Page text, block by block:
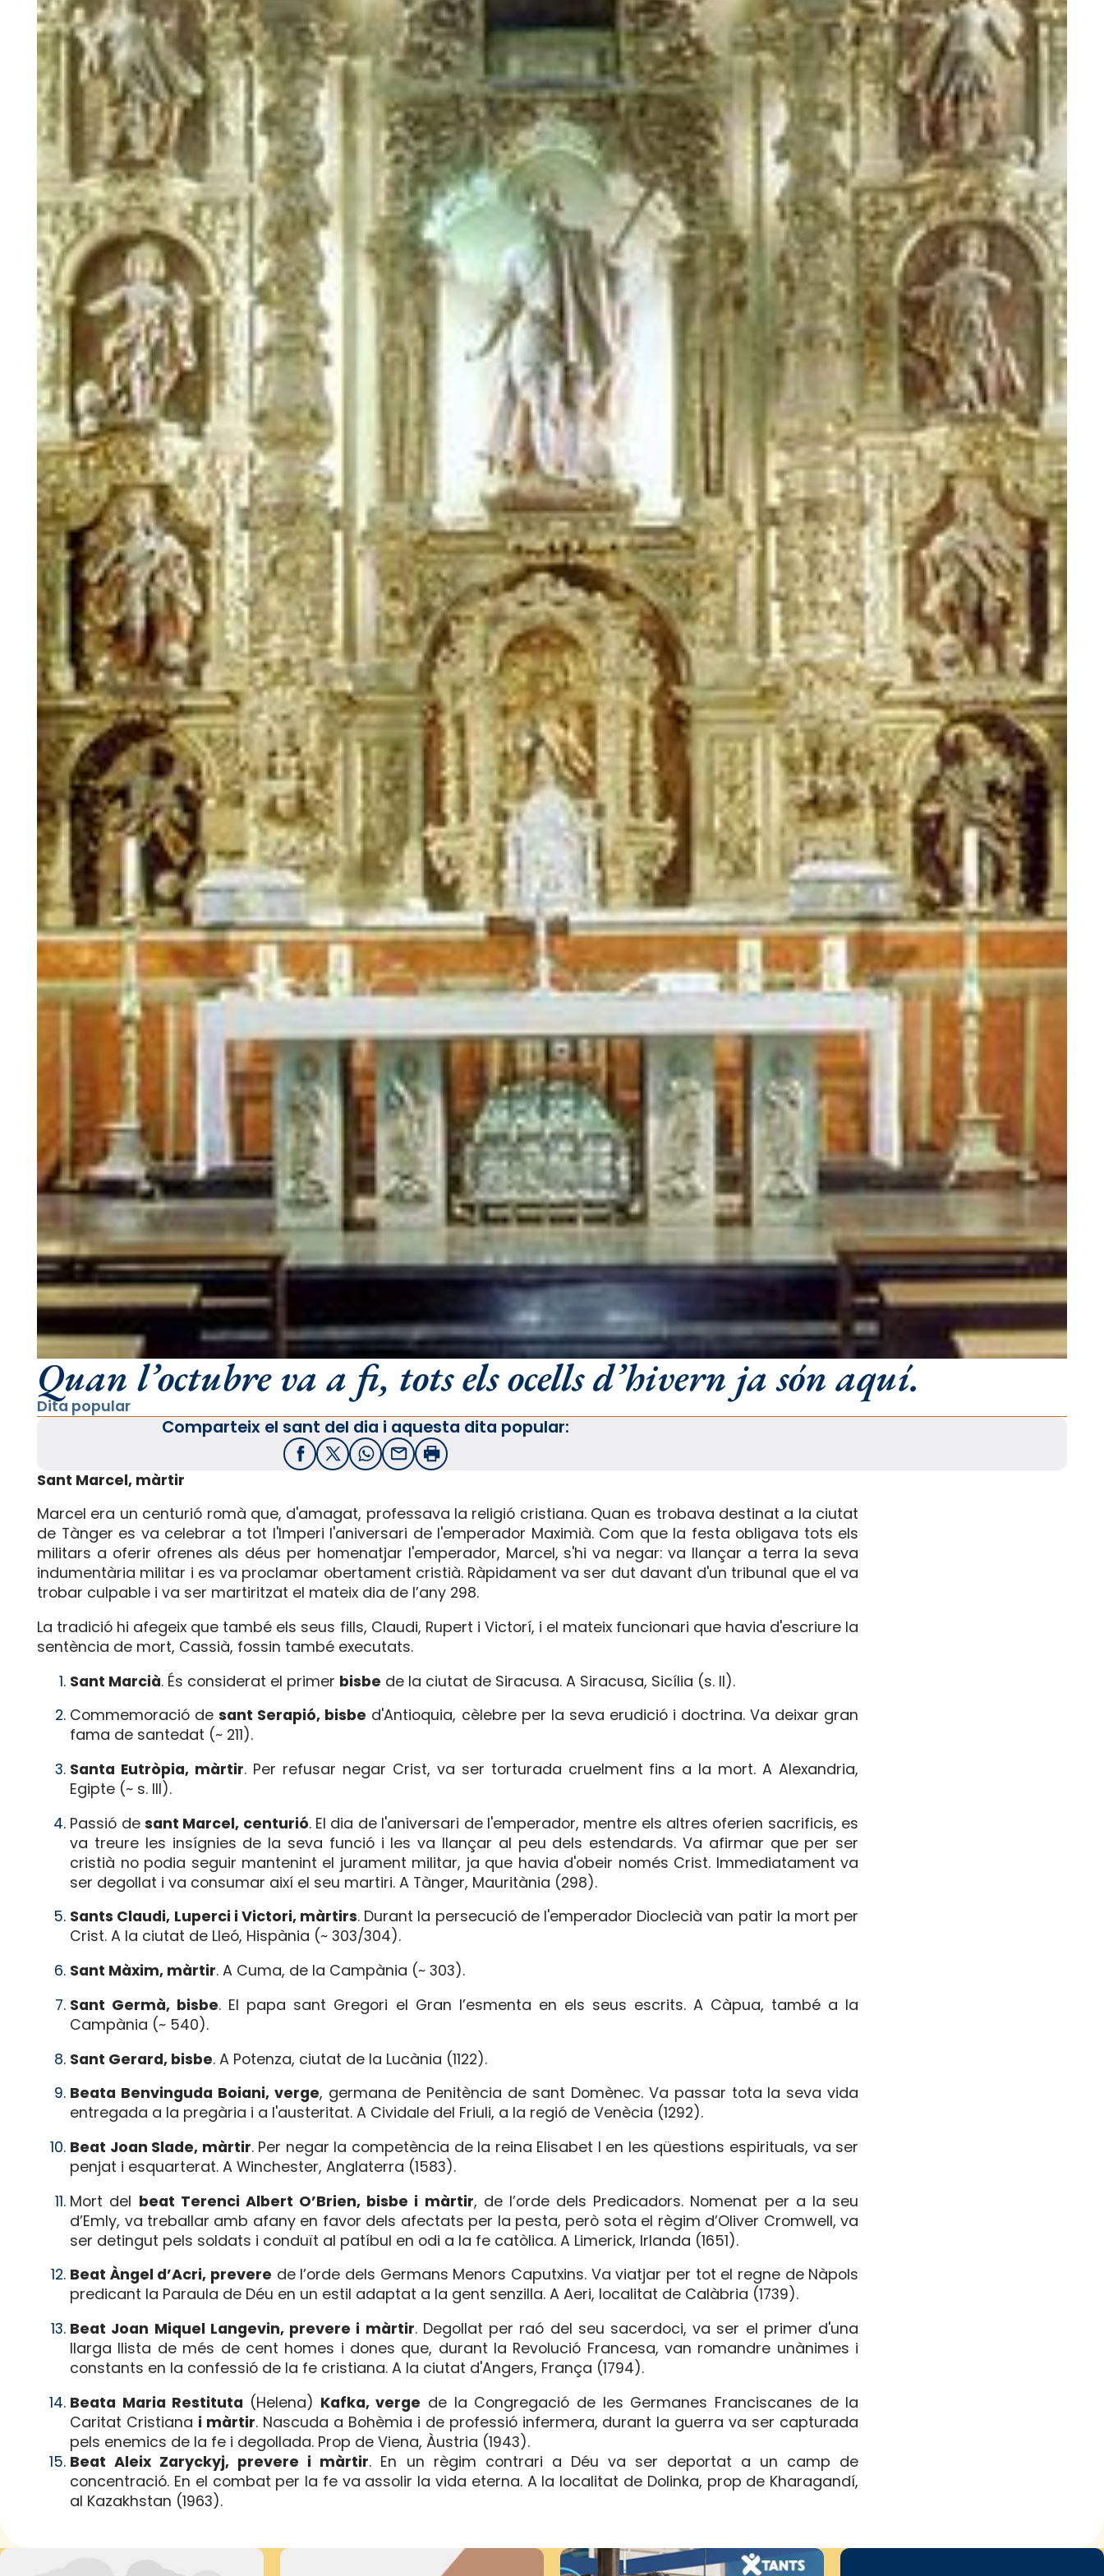
Quan l’octubre va a fi, tots els ocells d’hivern ja són aquí.
Dita popular
Comparteix el sant del dia i aquesta dita popular:
FacebookX / Twitter
WhatsApp
EmailImprimir
Sant Marcel, màrtir
Marcel era un centurió romà que, d'amagat, professava la religió cristiana. Quan es trobava destinat a la ciutat
de Tànger es va celebrar a tot l'Imperi l'aniversari de l'empera­dor Maximià. Com que la festa obligava tots els
militars a oferir ofrenes als déus per homenatjar l'emperador, Marcel, s'hi va negar: va llançar a terra la seva
indumentària militar i es va proclamar obertament cristià. Ràpidament va ser dut davant d'un tribunal que el va
trobar culpable i va ser martiritzat el mateix dia de l’any 298.
La tradició hi afegeix que també els seus fills, Claudi, Rupert i Victorí, i el mateix funcionari que havia d'escriure la
sentència de mort, Cassià, fossin també executats.
Sant Marcià. És considerat el primer bisbe de la ciutat de Siracusa. A Siracusa, Sicília (s. II).
Commemoració desant Serapió, bisbe d'Antioquia, cèlebre per la seva erudició i doctrina. Va deixar gran
fama de santedat (~ 211).
Santa Eutròpia, màrtir. Per refusar negar Crist, va ser torturada cruelment fins a la mort. A Alexandria,
Egipte (~ s. III).
Passió de sant Marcel, centurió. El dia de l'aniversari de l'emperador, mentre els altres oferien sacrificis, es
va treure les insígnies de la seva funció i les va llançar al peu dels estendards. Va afirmar que per ser
cristià no podia seguir mantenint el jurament militar, ja que havia d'obeir només Crist. Immediatament va
ser degollat i va consumar així el seu martiri. A Tànger, Mauritània (298).
Sants Claudi, Luperci i Victori, màrtirs. Durant la persecució de l'emperador Dioclecià van patir la mort per
Crist. A la ciutat de Lleó, Hispània (~ 303/304).
Sant Màxim, màrtir. A Cuma, de la Campània (~ 303).
Sant Germà, bisbe. El papa sant Gregori el Gran l’esmenta en els seus escrits. A Càpua, també a la
Campània (~ 540).
Sant Gerard, bisbe. A Potenza, ciutat de la Lucània (1122).
Beata Benvinguda Boiani, verge, germana de Penitència de sant Domènec. Va passar tota la seva vida
entregada a la pregària i a l'austeritat. A Cividale del Friuli, a la regió de Venècia (1292).
Beat Joan Slade, màrtir. Per negar la competència de la reina Elisabet I en les qüestions espirituals, va ser
penjat i esquarterat. A Winchester, Anglaterra (1583).
Mort del beat Terenci Albert O’Brien, bisbe i màrtir, de l’orde dels Predicadors. Nomenat per a la seu
d’Emly, va treballar amb afany en favor dels afectats per la pesta, però sota el règim d’Oliver Cromwell, va
ser detingut pels soldats i conduït al patíbul en odi a la fe catòlica. A Limerick, Irlanda (1651).
Beat Àngel d’Acri, prevere de l’orde dels Germans Menors Caputxins. Va viatjar per tot el regne de Nàpols
predicant la Paraula de Déu en un estil adaptat a la gent senzilla. A Aeri, localitat de Calàbria (1739).
Beat Joan Miquel Langevin, prevere i màrtir. Degollat per raó del seu sacerdoci, va ser el primer d'una
llarga llista de més de cent homes i dones que, durant la Revolució Francesa, van romandre unànimes i
constants en la confessió de la fe cristiana. A la ciutat d'Angers, França (1794).
Beata Maria Restituta (Helena) Kafka, verge de la Congregació de les Germanes Franciscanes de la
Caritat Cristiana i màrtir. Nascuda a Bohèmia i de professió infermera, durant la guerra va ser capturada
pels enemics de la fe i degollada. Prop de Viena, Àustria (1943).
Beat Aleix Zaryckyj, prevere i màrtir. En un règim contrari a Déu va ser deportat a un camp de
concentració. En el combat per la fe va assolir la vida eterna. A la localitat de Dolinka, prop de Kharagandí,
al Kazakhstan (1963).